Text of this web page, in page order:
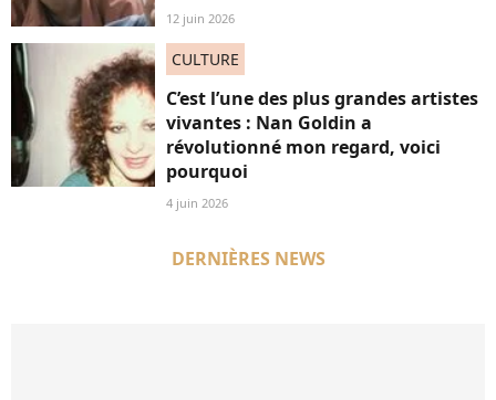
12 juin 2026
CULTURE
C’est l’une des plus grandes artistes
vivantes : Nan Goldin a
révolutionné mon regard, voici
pourquoi
4 juin 2026
DERNIÈRES NEWS